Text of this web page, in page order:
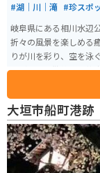
#湖｜川｜滝 #珍スポ
岐阜県にある相川水辺
折々の風景を楽しめる
りが川を彩り、空を泳
感があり、散策路や芝
たりピクニックを楽し
たりとした時間が流れるのも魅力の一つ
のアクセスも良好で、
です。自然と季節の彩
スポットです。
大垣市船町港跡